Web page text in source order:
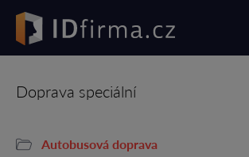
Doprava speciální
Autobusová doprava